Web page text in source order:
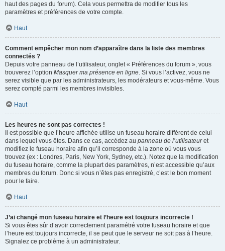
haut des pages du forum). Cela vous permettra de modifier tous les
paramètres et préférences de votre compte.
Haut
Comment empêcher mon nom d’apparaître dans la liste des membres
connectés ?
Depuis votre panneau de l’utilisateur, onglet « Préférences du forum », vous
trouverez l’option Masquer ma présence en ligne. Si vous l’activez, vous ne
serez visible que par les administrateurs, les modérateurs et vous-même. Vous
serez compté parmi les membres invisibles.
Haut
Les heures ne sont pas correctes !
Il est possible que l’heure affichée utilise un fuseau horaire différent de celui
dans lequel vous êtes. Dans ce cas, accédez au panneau de l’utilisateuret
modifiez le fuseau horaire afin qu’il corresponde à la zone où vous vous
trouvez (ex : Londres, Paris, New York, Sydney, etc.). Notez que la modification
du fuseau horaire, comme la plupart des paramètres, n’est accessible qu’aux
membres du forum. Donc si vous n’êtes pas enregistré, c’est le bon moment
pour le faire.
Haut
J’ai changé mon fuseau horaire et l’heure est toujours incorrecte !
Si vous êtes sûr d’avoir correctement paramétré votre fuseau horaire et que
l’heure est toujours incorrecte, il se peut que le serveur ne soit pas à l’heure.
Signalez ce problème à un administrateur.